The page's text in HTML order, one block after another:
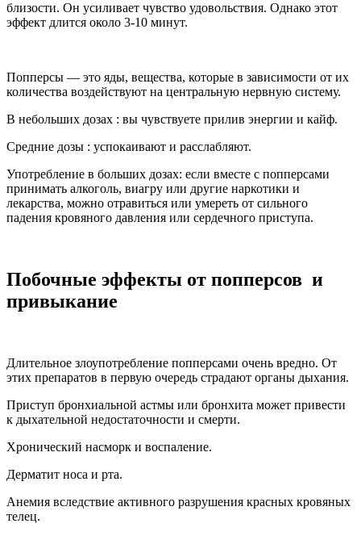
близости. Он усиливает чувство удовольствия. Однако этот
эффект длится около 3-10 минут.
Попперсы — это яды, вещества, которые в зависимости от их
количества воздействуют на центральную нервную систему.
В небольших дозах : вы чувствуете прилив энергии и кайф.
Средние дозы : успокаивают и расслабляют.
Употребление в больших дозах: если вместе с попперсами
принимать алкоголь, виагру или другие наркотики и
лекарства, можно отравиться или умереть от сильного
падения кровяного давления или сердечного приступа.
Побочные эффекты от попперсов и
привыкание
Длительное злоупотребление попперсами очень вредно. От
этих препаратов в первую очередь страдают органы дыхания.
Приступ бронхиальной астмы или бронхита может привести
к дыхательной недостаточности и смерти.
Хронический насморк и воспаление.
Дерматит носа и рта.
Анемия вследствие активного разрушения красных кровяных
телец.